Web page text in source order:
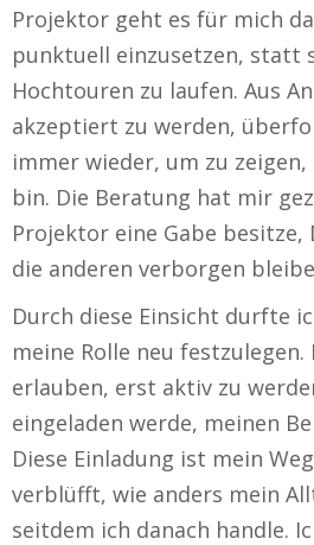
Projektor geht es für mich
punktuell einzusetzen, statt
Hochtouren zu laufen. Aus
akzeptiert zu werden,
immer wieder, um zu
bin. Die Beratung hat mir
Projektor eine Gabe besitze,
die anderen verborgen
Durch diese Einsicht durfte
meine Rolle neu
erlauben, erst aktiv zu
eingeladen werde, meinen
Diese Einladung ist mein
verblüfft, wie anders mein
seitdem ich danach handle.